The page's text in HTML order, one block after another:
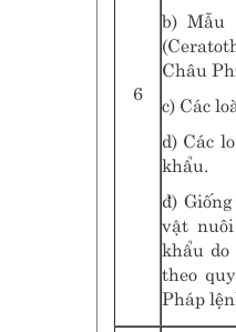
6
b) Mẫu
Châu
c) Các
d) Các
khẩu.
đ)
vật
khẩu
theo
Pháp